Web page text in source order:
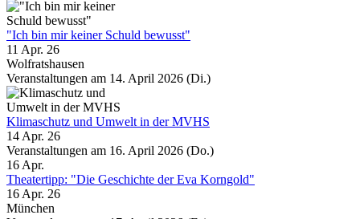
"Ich bin mir keiner Schuld bewusst"
11 Apr. 26
Wolfratshausen
Veranstaltungen am 14. April 2026 (Di.)
Klimaschutz und Umwelt in der MVHS
14 Apr. 26
Veranstaltungen am 16. April 2026 (Do.)
16Apr.
Theatertipp: "Die Geschichte der Eva Korngold"
16 Apr. 26
München